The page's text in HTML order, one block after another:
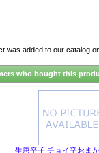
was added to our catalog
who bought this
生唐辛子 チョイ辛おま